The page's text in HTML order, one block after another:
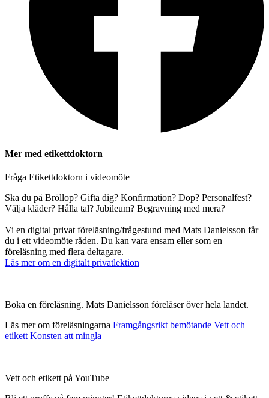
Mer med etikettdoktorn
Fråga Etikettdoktorn i videomöte
Ska du på Bröllop? Gifta dig? Konfirmation? Dop? Personalfest?
Välja kläder? Hålla tal? Jubileum? Begravning med mera?
Vi en digital privat föreläsning/frågestund med Mats Danielsson får
du i ett videomöte råden. Du kan vara ensam eller som en
föreläsning med flera deltagare.
Läs mer om en digitalt privatlektion
Boka en föreläsning. Mats Danielsson föreläser över hela landet.
Läs mer om föreläsningarna Framgångsrikt bemötande Vett och
etikett Konsten att mingla
Vett och etikett på YouTube